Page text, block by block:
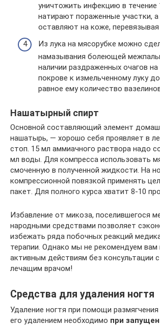
уничтожить инфекцию в течение
натирают пораженные участки,
оставляют на коже, перевязывая
Из лука на мясорубке можно
намазывания болеющей
наличии раздраженных очагов
покрове к измельченному луку
равное ему количество
Нашатырный спирт
Основной составляющий элемент
нашатырь, — хорошо себя проявляет в
стоп. 15 мл аммиачного раствора надо
мл воды. Для компресса использовать
смоченную в полученной жидкости. На
компрессионной повязкой применять
пакет. Для полного курса хватит 8-10
Избавление от микоза, поселившегося
народными средствами позволяет
избежать ряда побочных реакций
терапии. Однако мы не рекомендуем вам
активным действиям без консультации
лечащим врачом!
Средства для удаления ногтя
Удаление ногтя при помощи
его удалением необходимо при